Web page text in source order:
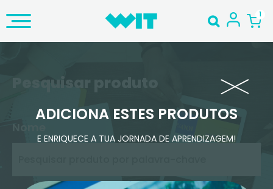
Pesquisar produto
ADICIONA ESTES PRODUTOS
E ENRIQUECE A TUA JORNADA DE APRENDIZAGEM!